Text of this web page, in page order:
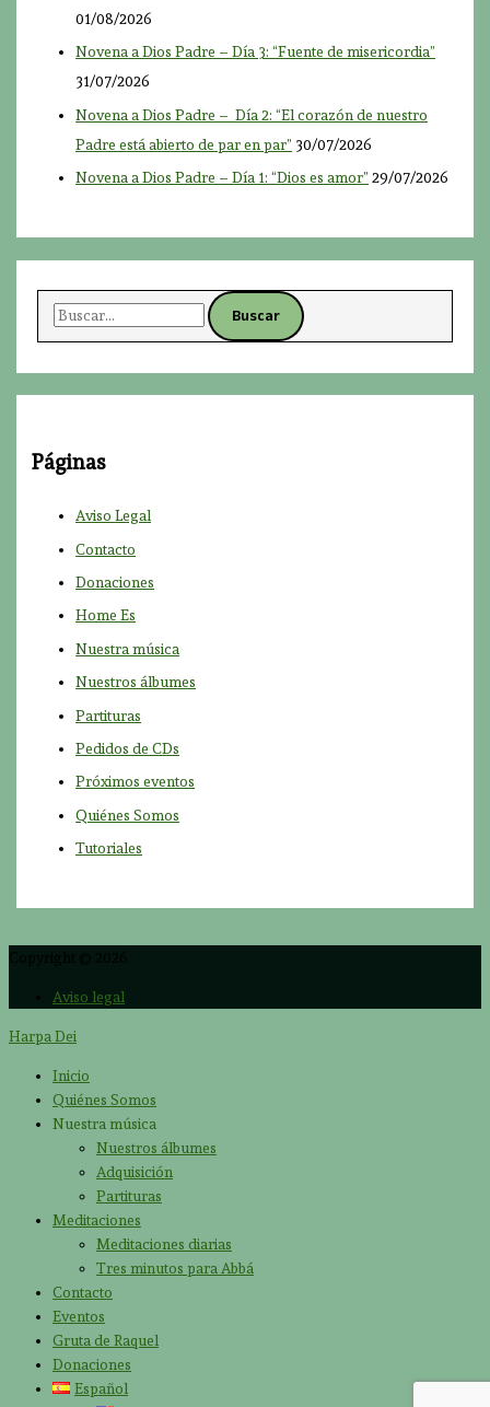
01/08/2026
Novena a Dios Padre – Día 3: “Fuente de misericordia”
31/07/2026
Novena a Dios Padre – Día 2: “El corazón de nuestro
Padre está abierto de par en par” 30/07/2026
Novena a Dios Padre – Día 1: “Dios es amor” 29/07/2026
B
c
r
o
Páginas
Aviso Legal
Contacto
Donaciones
Home Es
Nuestra música
Nuestros álbumes
Partituras
Pedidos de CDs
Próximos eventos
Quiénes Somos
Tutoriales
Aviso legal
Harpa Dei
Inicio
Quiénes Somos
Nuestra música
Nuestros álbumes
Adquisición
Partituras
Meditaciones
Meditaciones diarias
Tres minutos para Abbá
Contacto
Eventos
Gruta de Raquel
Donaciones
Español